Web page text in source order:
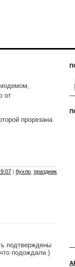
от
прорезана
| бухло праздник
подтверждены
подождали.)